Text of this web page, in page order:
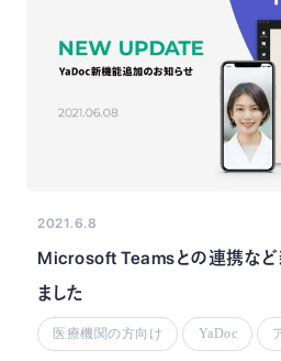
2021.6.8
Microsoft Teamsとの連携な
ました
医療機関の方向け YaDoc